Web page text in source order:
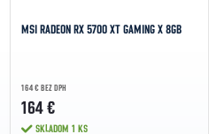
MSI RADEON RX 5700 XT GAMING X 8GB
164 € BEZ DPH
164 €
SKLADOM 1 KS